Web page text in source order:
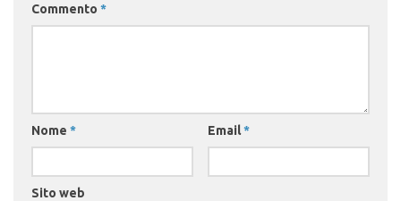
Commento *
Nome * Email*
Sito web